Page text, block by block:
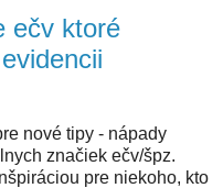
ečv ktoré
nové tipy - nápady
značiek ečv/špz.
pre niekoho, kto